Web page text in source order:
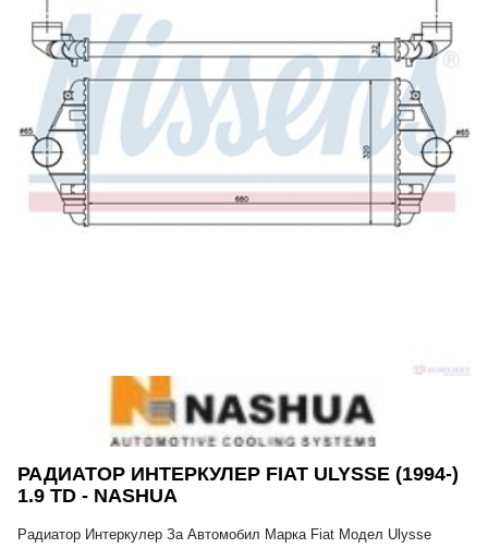
РАДИАТОР ИНТЕРКУЛЕР FIAT ULYSSE (1994-)
1.9 TD - NASHUA
Радиатор Интеркулер За Автомобил Марка Fiat Модел Ulysse